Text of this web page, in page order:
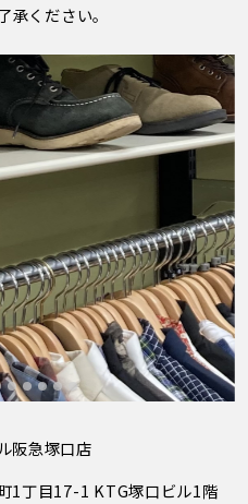
承ください。
阪急塚口店
1丁目17-1 KTG塚口ビル1階